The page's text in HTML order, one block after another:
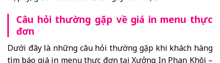
Câu hỏi thường gặp về giá in menu thực
đơn
Dưới đây là những câu hỏi thường gặp khi khách hàng
tìm báo giá in menu thực đơn tại Xưởng In Phan Khôi –